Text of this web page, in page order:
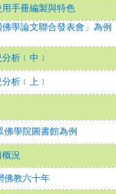
手冊編製與特色
學論文聯合發表會」為例
析﹝中﹞
析﹝上﹞
學院圖書館為例
概況
佛教六十年